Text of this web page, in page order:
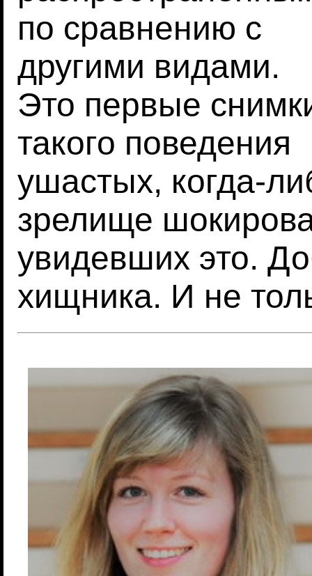
по сравнению с
другими видами.
Это первые
такого поведения
ушастых, когда-
зрелище
увидевших это.
хищника. И не